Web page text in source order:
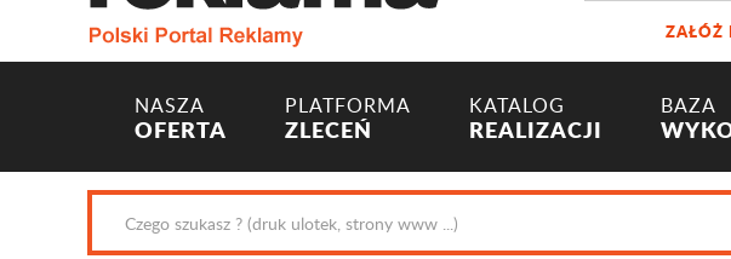
ZAŁÓŻ
NASZA
OFERTA
PLATFORMA
ZLECEŃ
KATALOG
REALIZACJI
BAZA